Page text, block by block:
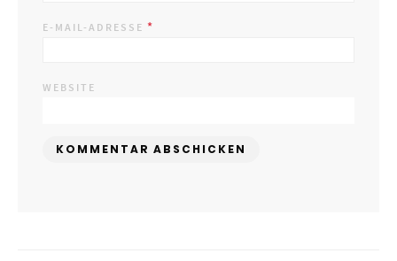
E-MAIL-ADRESSE *
WEBSITE